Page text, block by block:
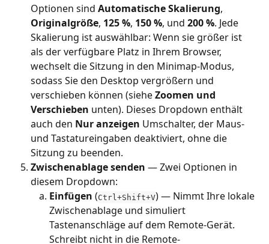
Optionen sind Automatische Skalierung,
Originalgröße, 125 %, 150 %, und 200 %. Jede
Skalierung ist auswählbar: Wenn sie größer ist
als der verfügbare Platz in Ihrem Browser,
wechselt die Sitzung in den Minimap-Modus,
sodass Sie den Desktop vergrößern und
verschieben können (siehe Zoomen und
Verschieben unten). Dieses Dropdown enthält
auch den Nur anzeigen Umschalter, der Maus-
und Tastatureingaben deaktiviert, ohne die
Sitzung zu beenden.
Zwischenablage senden — Zwei Optionen in
diesem Dropdown:
Einfügen (Ctrl+Shift+V) — Nimmt Ihre lokale
Zwischenablage und simuliert
Tastenanschläge auf dem Remote-Gerät.
Schreibt nicht in die Remote-